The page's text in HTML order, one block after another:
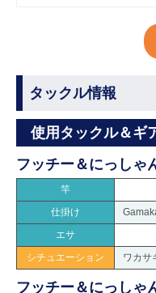
タックル情報
使用タックル＆ギ
フッチー＆にっしゃ
竿
仕掛け
エサ
シチュエーション
ワカサ
フッチー＆にっしゃ